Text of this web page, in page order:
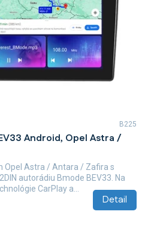
Android, Opel Astra /
Detail
Opel Astra / Antara / Zafira s
autorádiu Bmode BEV33. Na
CarPlay a...
B225